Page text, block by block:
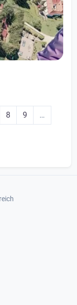
Seite
8 Seite
9
…